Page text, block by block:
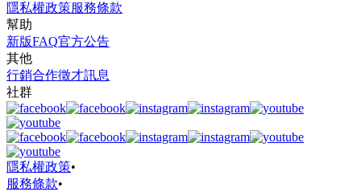
隱私權政策服務條款
幫助
新版FAQ官方公告
其他
行銷合作徵才訊息
社群
隱私權政策•
服務條款•